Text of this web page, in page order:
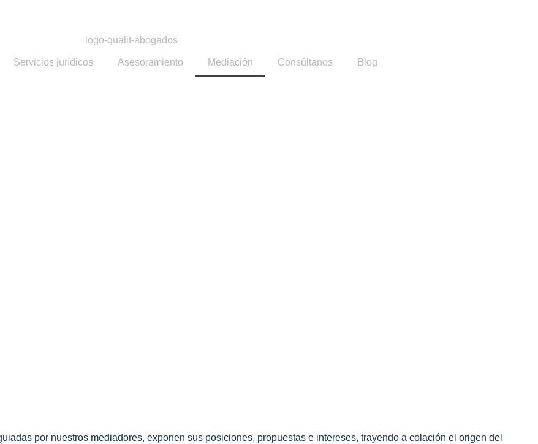
Servicios jurídicos Asesoramiento Mediación Consúltanos Blog
por nuestros mediadores, exponen sus posiciones, propuestas e intereses, trayendo a colación el origen del